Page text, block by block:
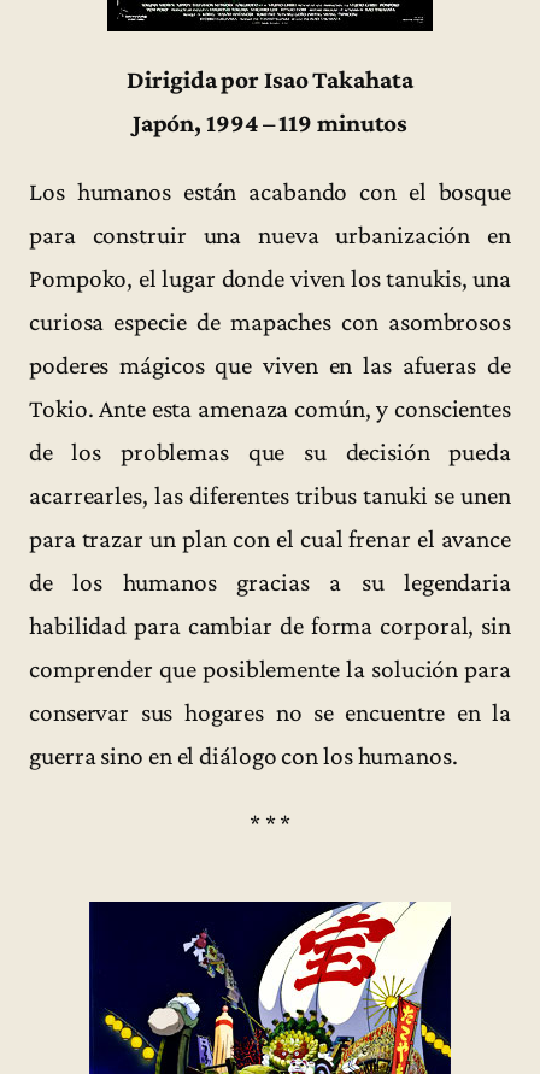
Dirigida por Isao Takahata
Japón, 1994 – 119 minutos
Los humanos están acabando con el bosque
para construir una nueva urbanización en
Pompoko, el lugar donde viven los tanukis, una
curiosa especie de mapaches con asombrosos
poderes mágicos que viven en las afueras de
Tokio. Ante esta amenaza común, y conscientes
de los problemas que su decisión pueda
acarrearles, las diferentes tribus tanuki se unen
para trazar un plan con el cual frenar el avance
de los humanos gracias a su legendaria
habilidad para cambiar de forma corporal, sin
comprender que posiblemente la solución para
conservar sus hogares no se encuentre en la
guerra sino en el diálogo con los humanos.
* * *